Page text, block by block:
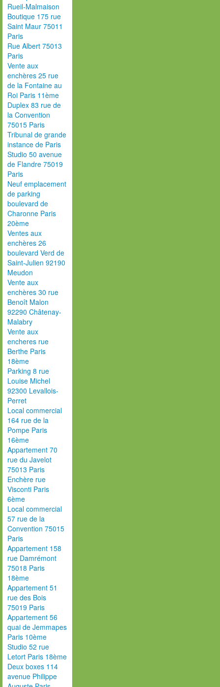
Rueil-Malmaison
Boutique 175 rue
Saint Maur 75011
Paris
Rue Albert 75013
Paris
Vente aux
enchères 25 rue
de la Fontaine au
Roi Paris 11ème
Duplex 83 rue de
la Convention
75015 Paris
Tribunal de grande
instance de Paris
Studio 50 avenue
de Flandre 75019
Paris
Neuf emplacement
de parking
boulevard de
Charonne Paris
20ème
Ventes aux
enchères 26
boulevard Verd de
Saint-Julien 92190
Meudon
Vente aux
enchères 30 rue
Benoît Malon
92290 Châtenay-
Malabry
Vente aux
encheres rue
Berthe Paris
18ème
Parking 8 rue
Louise Michel
92300 Levallois-
Perret
Local commercial
164 rue de la
Pompe Paris
16ème
Appartement 70
rue du Javelot
75013 Paris
Enchère rue
Visconti Paris
6ème
Local commercial
57 rue de la
Convention 75015
Paris
Appartement 158
rue Damrémont
75018 Paris
18ème
Appartement 51
rue des Bois
75019 Paris
Appartement 56
quai de Jemmapes
Paris 10ème
Studio 52 rue
Letort Paris 18ème
Deux boxes 114
avenue Philippe